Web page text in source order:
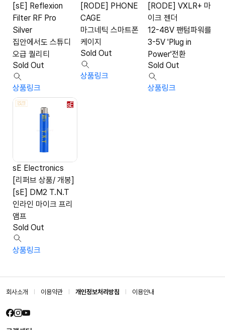
[sE] Reflexion
Filter RF Pro
Silver
집안에서도 스튜디
오급 퀄리티
Sold Out
상품링크
[RODE] PHONE
CAGE
마그네틱 스마트폰
케이지
Sold Out
상품링크
[RODE] VXLR+ 마
이크 젠더
12-48V 팬텀파워를
3-5V 'Plug in
Power'전환
Sold Out
상품링크
sE Electronics
[리퍼브 상품/ 개봉]
[sE] DM2 T.N.T
인라인 마이크 프리
앰프
Sold Out
상품링크
회사소개 이용약관 개인정보처리방침 이용안내